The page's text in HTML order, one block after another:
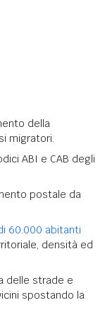
della
migratori.
ABI e CAB degli
postale da
60.000 abitanti
densità ed
delle strade e
spostando la